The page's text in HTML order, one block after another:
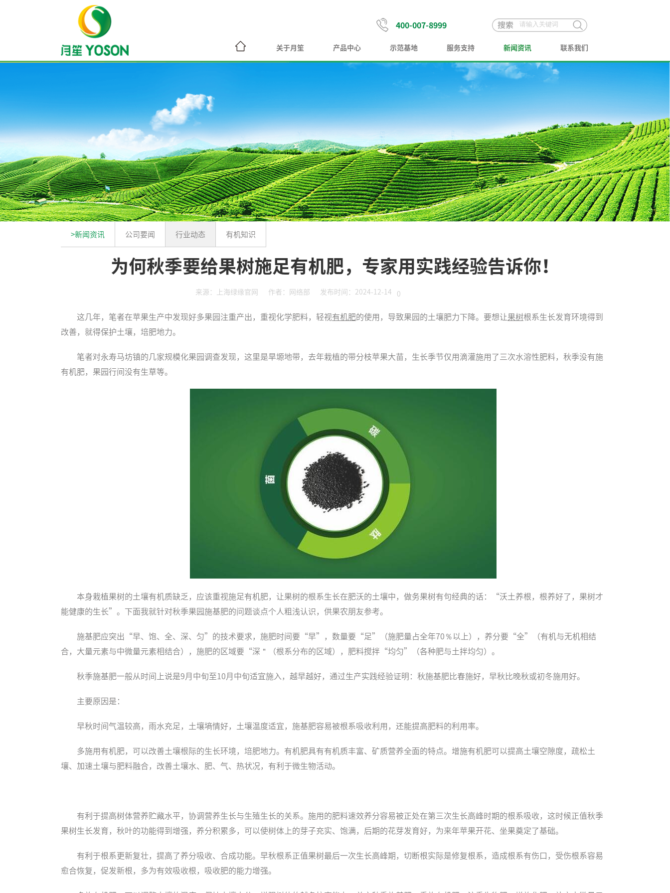
400-007-8999
关于月笙 产品中心 示范基地 服务支持 新闻资讯 联系我们
>新闻资讯 公司要闻 行业动态 有机知识
为何秋季要给果树施足有机肥，专家用实践经验告诉你！
来源：上海绿缘官网 作者：网络部 发布时间：2024-12-14 0
这几年，笔者在苹果生产中发现好多果园注重产出，重视化学肥料，轻视有机肥的使用，导致果园的土壤肥力下降。要想让果树根系生长发育环境得到
改善，就得保护土壤，培肥地力。
笔者对永寿马坊镇的几家规模化果园调查发现，这里是旱塬地带，去年栽植的带分枝苹果大苗，生长季节仅用滴灌施用了三次水溶性肥料，秋季没有施
有机肥，果园行间没有生草等。
本身栽植果树的土壤有机质缺乏，应该重视施足有机肥，让果树的根系生长在肥沃的土壤中，做务果树有句经典的话：“沃土养根，根养好了，果树才
能健康的生长”。下面我就针对秋季果园施基肥的问题谈点个人粗浅认识，供果农朋友参考。
施基肥应突出“早、饱、全、深、匀”的技术要求，施肥时间要“早”，数量要“足”（施肥量占全年70％以上），养分要“全”（有机与无机相结
合，大量元素与中微量元素相结合），施肥的区域要“深＂（根系分布的区域），肥料搅拌“均匀”（各种肥与土拌均匀）。
秋季施基肥一般从时间上说是9月中旬至10月中旬适宜施入，越早越好，通过生产实践经验证明：秋施基肥比春施好，早秋比晚秋或初冬施用好。
主要原因是：
早秋时间气温较高，雨水充足，土壤墒情好，土壤温度适宜，施基肥容易被根系吸收利用，还能提高肥料的利用率。
多施用有机肥，可以改善土壤根际的生长环境，培肥地力。有机肥具有有机质丰富、矿质营养全面的特点。增施有机肥可以提高土壤空隙度，疏松土
壤、加速土壤与肥料融合，改善土壤水、肥、气、热状况，有利于微生物活动。
有利于提高树体营养贮藏水平，协调营养生长与生殖生长的关系。施用的肥料速效养分容易被正处在第三次生长高峰时期的根系吸收，这时候正值秋季
果树生长发育，秋叶的功能得到增强，养分积累多，可以使树体上的芽子充实、饱满，后期的花芽发育好，为来年苹果开花、坐果奠定了基础。
有利于根系更新复壮，提高了养分吸收、合成功能。早秋根系正值果树最后一次生长高峰期，切断根实际是修复根系，造成根系有伤口，受伤根系容易
愈合恢复，促发新根，多为有效吸收根，吸收肥的能力增强。